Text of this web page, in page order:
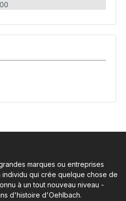
marques ou entreprises
qui crée quelque chose de
à un tout nouveau niveau -
d'histoire d'Oehlbach.